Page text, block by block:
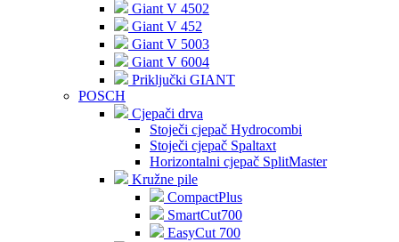
Giant V 4502
Giant V 452
Giant V 5003
Giant V 6004
Priključki GIANT
POSCH
Cjepači drva
Stoječi cjepač Hydrocombi
Stoječi cjepač Spaltaxt
Horizontalni cjepač SplitMaster
Kružne pile
CompactPlus
SmartCut700
EasyCut 700